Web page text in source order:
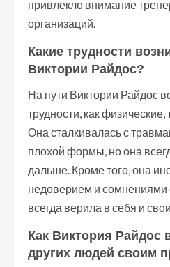
привлекло внимание
организаций.
Какие трудности
Виктории Райдос?
На пути Виктории Райдос
трудности, как физические,
Она сталкивалась с
плохой формы, но она
дальше. Кроме того, она
недоверием и
всегда верила в себя и
Как Виктория Райдос
других людей своим